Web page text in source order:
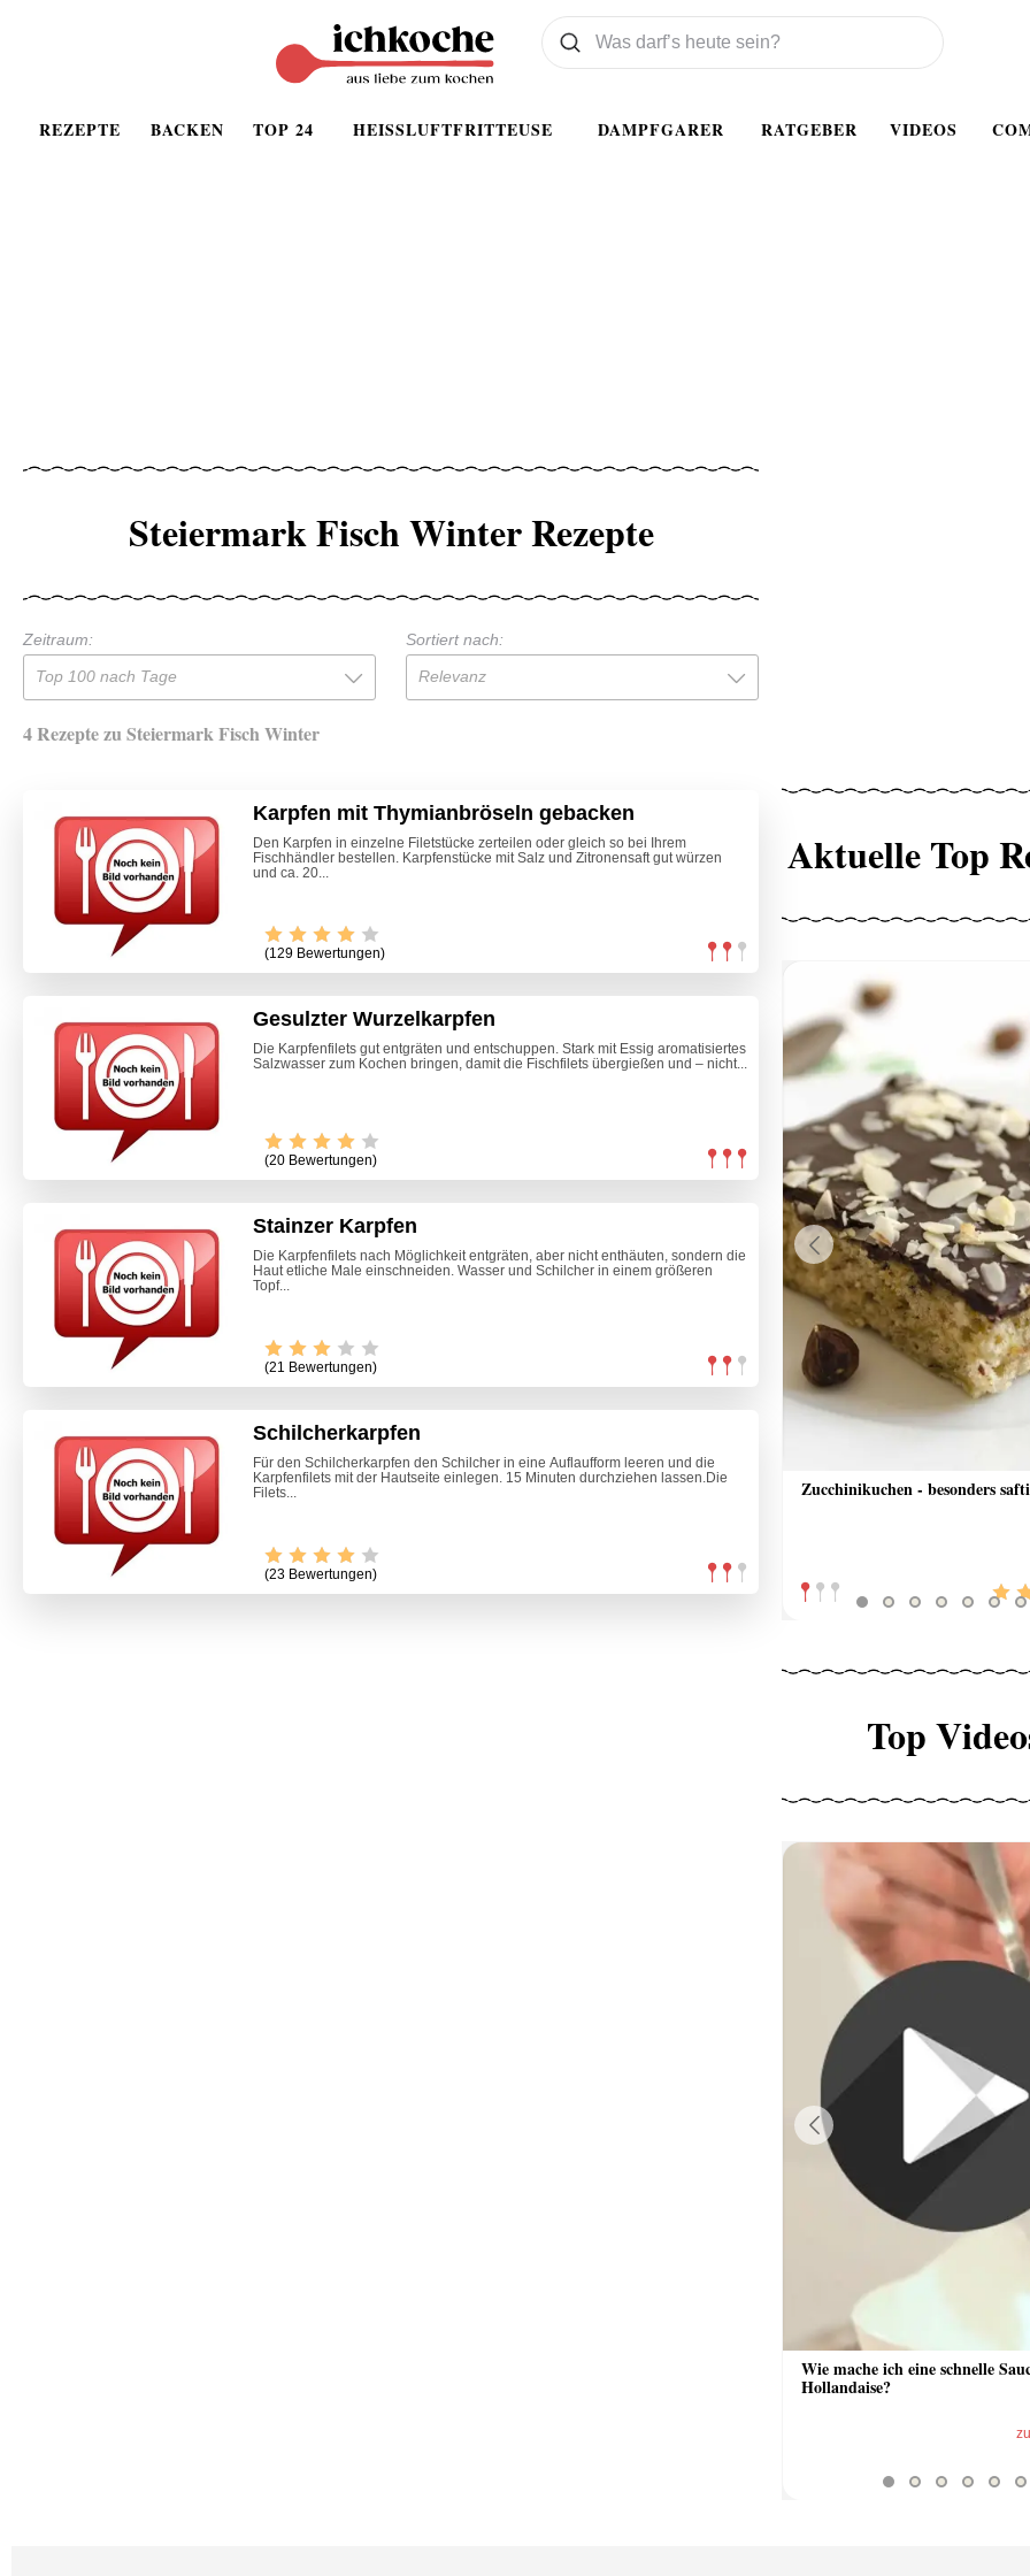
REZEPTE BACKEN TOP 24 HEISSLUFTFRITTEUSE DAMPFGARER RATGEBER VIDEOS
Was wollen Sie suchen
Suchen
Steiermark Fisch Winter Rezepte
Zeitraum:
Top 100 nach Tage
Sortiert nach:
Relevanz
4 Rezepte zu Steiermark Fisch Winter
Karpfen mit Thymianbröseln gebacken
Den Karpfen in einzelne Filetstücke zerteilen oder gleich so bei Ihrem
Fischhändler bestellen. Karpfenstücke mit Salz und Zitronensaft gut würzen
und ca. 20...
(129 Bewertungen)
Gesulzter Wurzelkarpfen
Die Karpfenfilets gut entgräten und entschuppen. Stark mit Essig aromatisiertes
Salzwasser zum Kochen bringen, damit die Fischfilets übergießen und – nicht...
(20 Bewertungen)
Stainzer Karpfen
Die Karpfenfilets nach Möglichkeit entgräten, aber nicht enthäuten, sondern die
Haut etliche Male einschneiden. Wasser und Schilcher in einem größeren
Topf...
(21 Bewertungen)
Schilcherkarpfen
Für den Schilcherkarpfen den Schilcher in eine Auflaufform leeren und die
Karpfenfilets mit der Hautseite einlegen. 15 Minuten durchziehen lassen.Die
Filets...
(23 Bewertungen)
Aktuelle Top
Zucchinikuchen - besonders
Marillenkuchen mit Streusel
Previous
Top
Wie mache ich eine schnelle
Hollandaise?
Previous